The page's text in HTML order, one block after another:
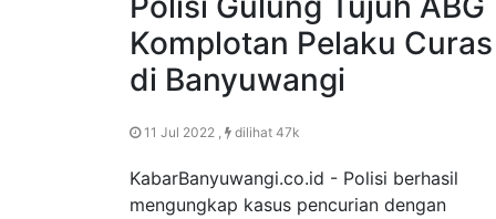
Komplotan Pelaku Curas
di Banyuwangi
11 Jul 2022 , dilihat 47k
KabarBanyuwangi.co.id - Polisi berhasil
mengungkap kasus pencurian dengan